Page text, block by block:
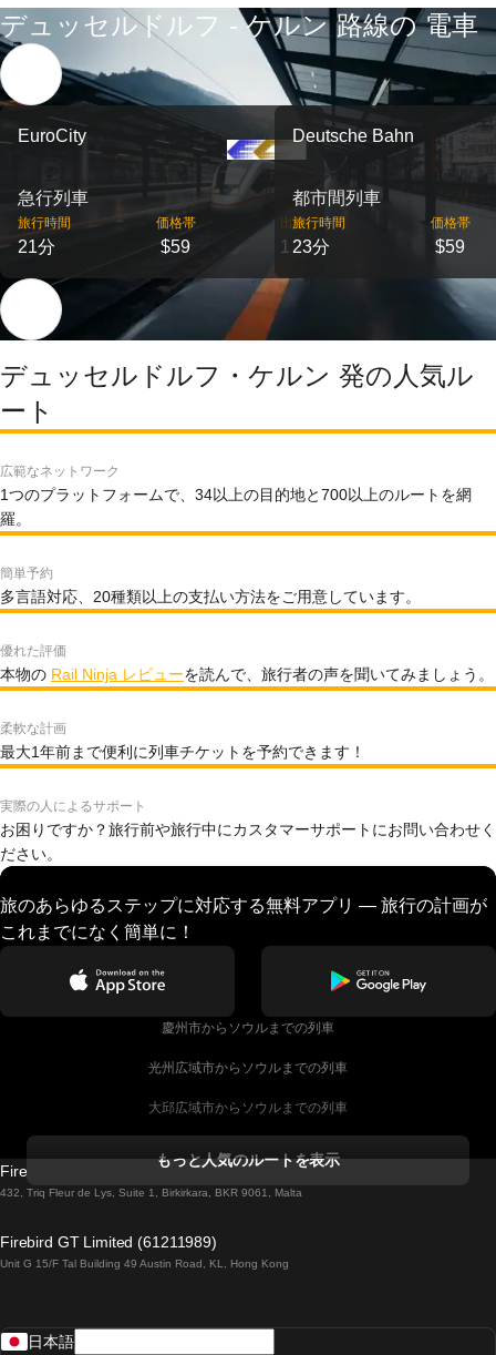
デュッセルドルフ - ケルン 路線の 電車
EuroCity
急行列車
旅行時間
21分
価格帯
$59
出発
1
Deutsche Bahn
都市間列車
旅行時間
23分
価格帯
$59
デュッセルドルフ・ケルン 発の人気ル
ート
広範なネットワーク
1つのプラットフォームで、34以上の目的地と700以上のルートを網
羅。
簡単予約
多言語対応、20種類以上の支払い方法をご用意しています。
優れた評価
本物の Rail Ninja レビューを読んで、旅行者の声を聞いてみましょう。
柔軟な計画
最大1年前まで便利に列車チケットを予約できます！
実際の人によるサポート
お困りですか？旅行前や旅行中にカスタマーサポートにお問い合わせく
ださい。
旅のあらゆるステップに対応する無料アプリ — 旅行の計画が
これまでになく簡単に！
慶州市からソウルまでの列車
光州広域市からソウルまでの列車
大邱広域市からソウルまでの列車
ダブリンからゴールウェイまでの列車
ローマからナポリまでの列車
もっと人気のルートを表示
Firebird GT Limited (OC 1451)
432, Triq Fleur de Lys, Suite 1, Birkirkara, BKR 9061, Malta
Firebird GT Limited (61211989)
Unit G 15/F Tal Building 49 Austin Road, KL, Hong Kong
日本語